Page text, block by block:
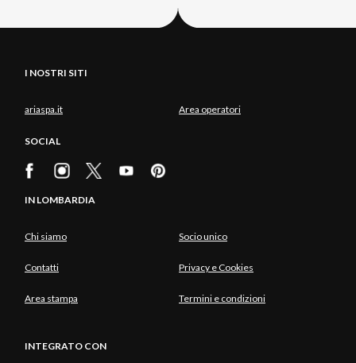
I NOSTRI SITI
ariaspa.it Area operatori
SOCIAL
IN LOMBARDIA
Chi siamo Socio unico
Contatti Privacy e Cookies
Area stampa Termini e condizioni
INTEGRATO CON